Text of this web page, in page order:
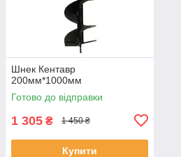
Шнек Кентавр
200мм*1000мм
Готово до відправки
1 305 ₴ 1 450 ₴
Купити